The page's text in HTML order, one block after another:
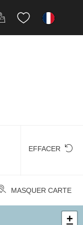
fr
EFFACER
MASQUER CARTE
+